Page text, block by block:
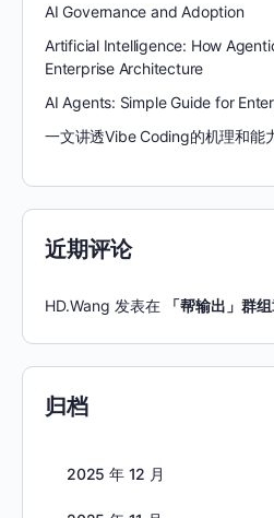
AI Governance and Adoption
Artificial Intelligence: How
Enterprise Architecture
AI Agents: Simple Guide for
一文讲透Vibe Coding的机理和能
近期评论
HD.Wang 发表在 「帮输出」群
归档
2025 年 12 月